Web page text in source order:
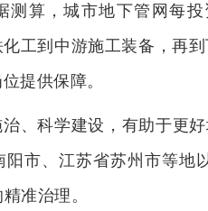
测算，城市地下管网每
工到中游施工装备，再
提供保障。
、科学建设，有助于更
市、江苏省苏州市等地
准治理。